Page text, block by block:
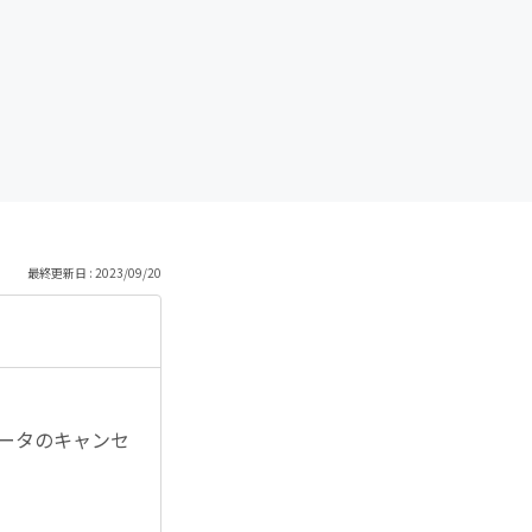
最終更新日 : 2023/09/20
タのキャンセ